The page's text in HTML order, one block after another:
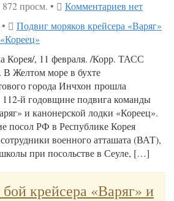
872 просм. •
Комментариев нет
•
Подвиг моряков крейсера «Варяг»
, 11 февраля. /Корр. ТАСС
В Желтом море в бухте
города Инчхон прошла
й годовщине подвига команды
и канонерской лодки «Кореец».
посол РФ в Республике Корея
военного атташата (ВАТ),
при посольстве в Сеуле, […]
крейсера «Варяг» и